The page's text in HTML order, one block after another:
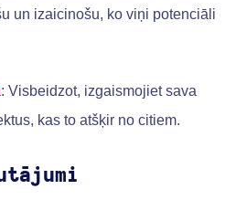
un izaicinošu, ko viņi potenciāli
: Visbeidzot, izgaismojiet sava
kas to atšķir no citiem.